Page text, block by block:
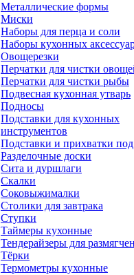
Металлические формы
Миски
Наборы для перца и соли
Наборы кухонных
Овощерезки
Перчатки для чистки
Перчатки для чистки рыбы
Подвесная кухонная утварь
Подносы
Подставки для кухонных
инструментов
Подставки и прихватки под
Разделочные доски
Сита и дуршлаги
Скалки
Соковыжималки
Столики для завтрака
Ступки
Таймеры кухонные
Тендерайзеры для
Тёрки
Термометры кухонные